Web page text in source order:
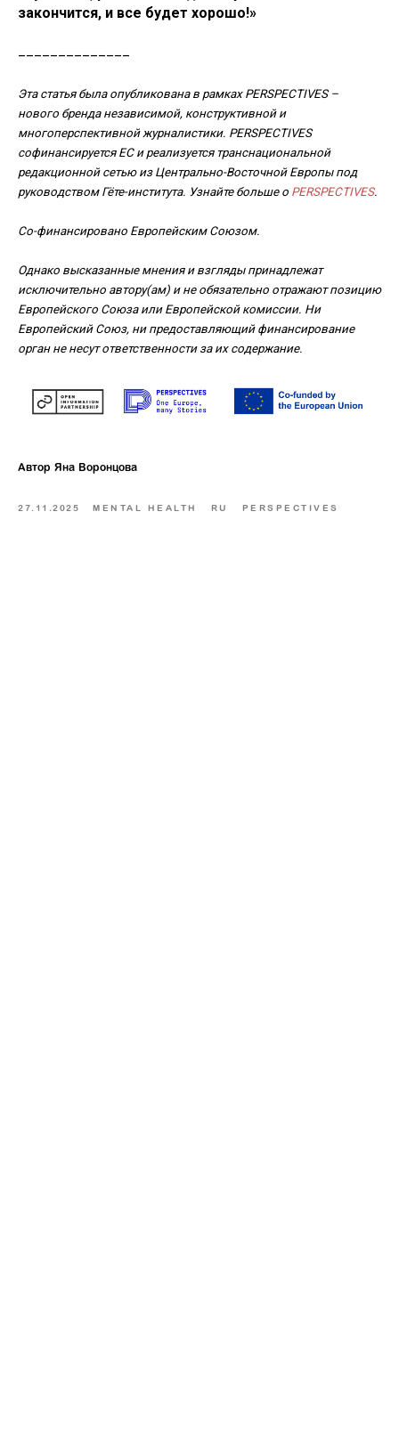
закончится, и все будет хорошо!»
Эта статья была опубликована в рамках PERSPECTIVES –
нового бренда независимой, конструктивной и
многоперспективной журналистики. PERSPECTIVES
софинансируется ЕС и реализуется транснациональной
редакционной сетью из Центрально-Восточной Европы под
руководством Гёте-института. Узнайте больше о PERSPECTIVES.
Со-финансировано Европейским Союзом.
Однако высказанные мнения и взгляды принадлежат
исключительно автору(ам) и не обязательно отражают позицию
Европейского Союза или Европейской комиссии. Ни
Европейский Союз, ни предоставляющий финансирование
орган не несут ответственности за их содержание.
Автор Яна Воронцова
27.11.2025 MENTAL HEALTH RU PERSPECTIVES